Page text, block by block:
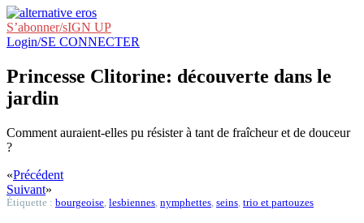
S’abonner/sIGN UP
Login/SE CONNECTER
Princesse Clitorine: découverte dans le
jardin
Comment auraient-elles pu résister à tant de fraîcheur et de douceur
?
«Précédent
Suivant»
Étiquette : bourgeoise lesbiennes nymphettes seins trio et partouzes